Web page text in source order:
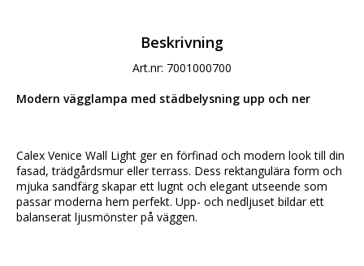
Beskrivning
Art.nr: 7001000700
Modern vägglampa med städbelysning upp och ner
Calex Venice Wall Light ger en förfinad och modern look till din
fasad, trädgårdsmur eller terrass. Dess rektangulära form och
mjuka sandfärg skapar ett lugnt och elegant utseende som
passar moderna hem perfekt. Upp- och nedljuset bildar ett
balanserat ljusmönster på väggen.